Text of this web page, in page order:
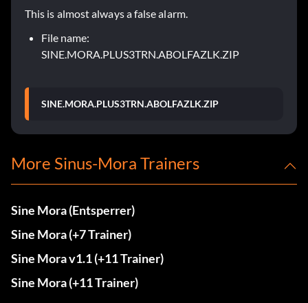
This is almost always a false alarm.
File name:
SINE.MORA.PLUS3TRN.ABOLFAZLK.ZIP
SINE.MORA.PLUS3TRN.ABOLFAZLK.ZIP
More Sinus-Mora Trainers
Sine Mora (Entsperrer)
Sine Mora (+7 Trainer)
Sine Mora v1.1 (+11 Trainer)
Sine Mora (+11 Trainer)